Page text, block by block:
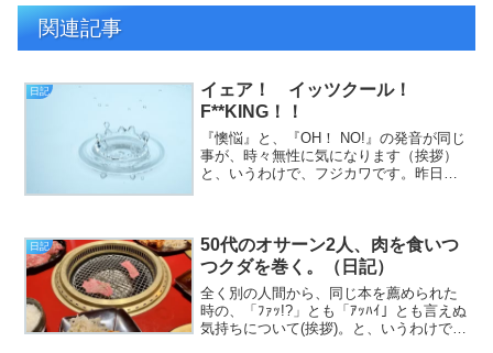
関連記事
日記
イェア！ イッツクール！
F**KING！！
『懊悩』と、『OH！ NO!』の発音が同じ
事が、時々無性に気になります（挨拶）
と、いうわけで、フジカワです。昨日は
ールな一日の始まり...
日記
50代のオサーン2人、肉を食いつ
つクダを巻く。（日記）
全く別の人間から、同じ本を薦められた
時の、「ﾌｧｯ!?」とも「ｱｯﾊｲ」とも言えぬ
気持ちについて(挨拶)。と、いうわけで、